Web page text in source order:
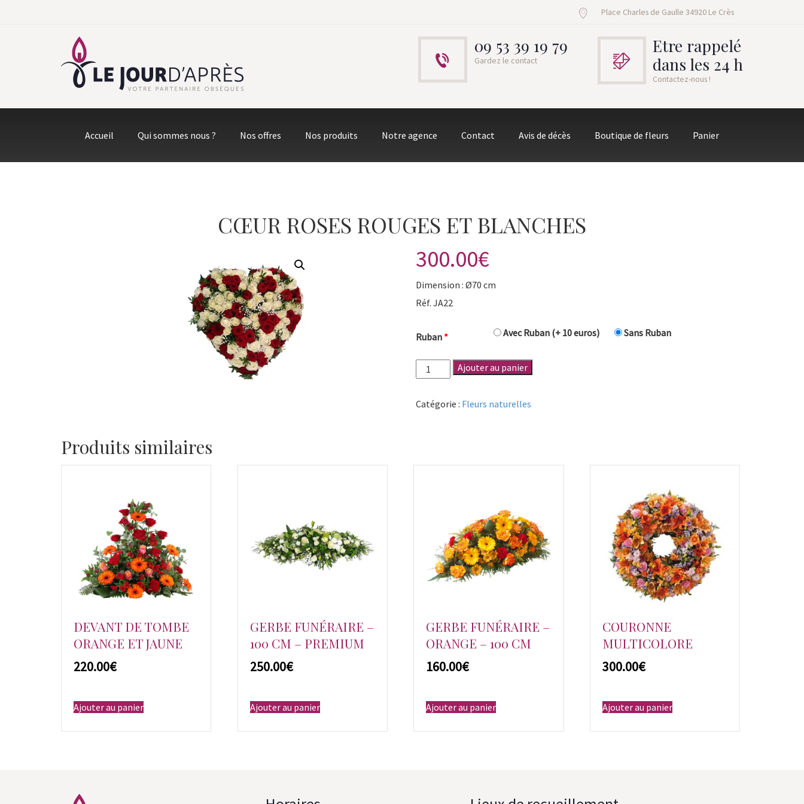
Place Charles de Gaulle 34920 Le Crès
Etre rappelé
dans les 24 h
Contactez-nous !
09 53 39 19 79
Gardez le contact
Accueil Qui sommes nous ? Nos offres Nos produits Notre agence Contact Avis de décès Boutique de fleurs Panier
CŒUR ROSES ROUGES ET BLANCHES
300.00€
Dimension : Ø70 cm
Réf. JA22
Ruban * Avec Ruban (+ 10 euros) Sans Ruban
quantité
de
Cœur
roses
Ajouter au panier
Catégorie : Fleurs naturelles
Produits similaires
DEVANT DE TOMBE
ORANGE ET JAUNE
€
Ajouter au panier
GERBE FUNÉRAIRE –
100 CM – PREMIUM
€
Ajouter au panier
GERBE FUNÉRAIRE –
ORANGE – 100 CM
€
Ajouter au panier
COURONNE
MULTICOLORE
€
Ajouter au panier